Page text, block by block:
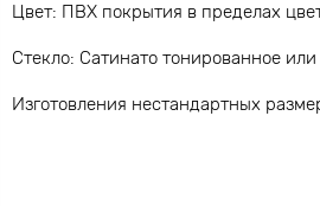
Цвет: ПВХ покрытия в пределах
Стекло: Сатинато тонированное или
Изготовления нестандартных